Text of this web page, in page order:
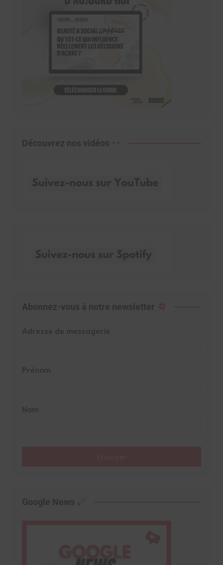
Découvrez nos vidéos
Abonnez-vous à notre newsletter
Adresse de messagerie
Prénom
Nom
Google News